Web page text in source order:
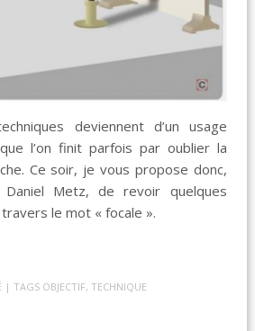
deviennent d’un usage
l’on finit parfois par oublier la
Ce soir, je vous propose donc,
Metz, de revoir quelques
le mot « focale ».
| TAGS OBJECTIF, TECHNIQUE